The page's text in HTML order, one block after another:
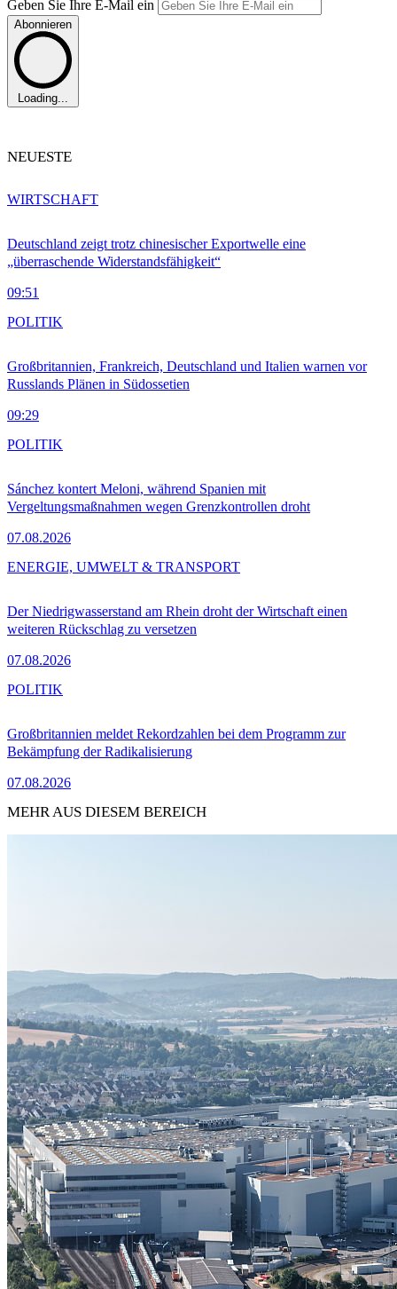
Geben Sie Ihre E-Mail ein
Abonnieren
Loading...
NEUESTE
Deutschland zeigt trotz chinesischer Exportwelle eine
„überraschende Widerstandsfähigkeit“
09:51
WIRTSCHAFT
Großbritannien, Frankreich, Deutschland und Italien warnen vor
Russlands Plänen in Südossetien
09:29
POLITIK
Sánchez kontert Meloni, während Spanien mit
Vergeltungsmaßnahmen wegen Grenzkontrollen droht
07.08.2026
POLITIK
Der Niedrigwasserstand am Rhein droht der Wirtschaft einen
weiteren Rückschlag zu versetzen
07.08.2026
ENERGIE, UMWELT & TRANSPORT
Großbritannien meldet Rekordzahlen bei dem Programm zur
Bekämpfung der Radikalisierung
07.08.2026
POLITIK
MEHR AUS DIESEM BEREICH